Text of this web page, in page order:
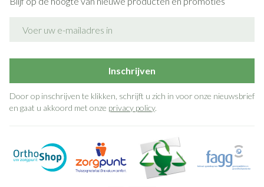
Inschrijven
Door op inschrijven te klikken, schrijft u zich in voor onze nieuwsbrief
en gaat u akkoord met onze privacy policy.